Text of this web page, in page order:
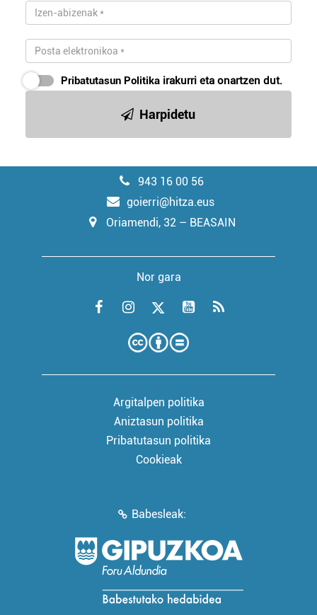
Pribatutasun Politika irakurri eta onartzen dut.
Harpidetu
943 16 00 56
goierri@hitza.eus
Oriamendi, 32 – BEASAIN
Nor gara
Argitalpen politika
Aniztasun politika
Pribatutasun politika
Cookieak
Babesleak: